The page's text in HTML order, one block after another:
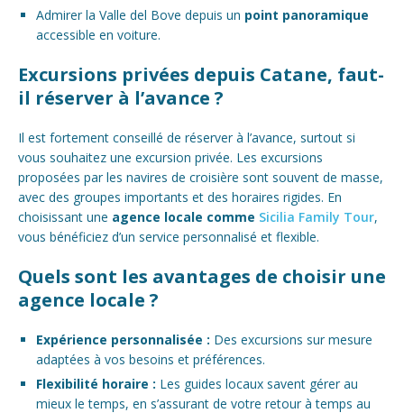
Admirer la Valle del Bove depuis un point panoramique
accessible en voiture.
Excursions privées depuis Catane, faut-
il réserver à l’avance ?
Il est fortement conseillé de réserver à l’avance, surtout si
vous souhaitez une excursion privée. Les excursions
proposées par les navires de croisière sont souvent de masse,
avec des groupes importants et des horaires rigides. En
choisissant une agence locale comme Sicilia Family Tour,
vous bénéficiez d’un service personnalisé et flexible.
Quels sont les avantages de choisir une
agence locale ?
Expérience personnalisée : Des excursions sur mesure
adaptées à vos besoins et préférences.
Flexibilité horaire : Les guides locaux savent gérer au
mieux le temps, en s’assurant de votre retour à temps au